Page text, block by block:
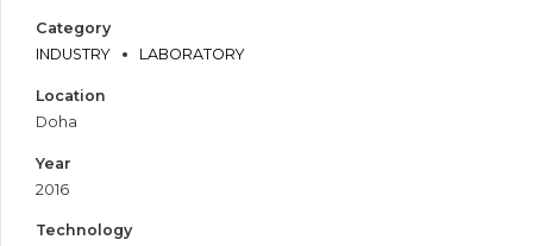
Category
INDUSTRY
LABORATORY
Location
Doha
Year
2016
Technology